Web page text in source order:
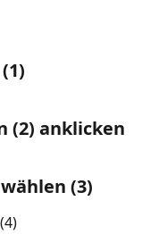
(2) anklicken
(3)